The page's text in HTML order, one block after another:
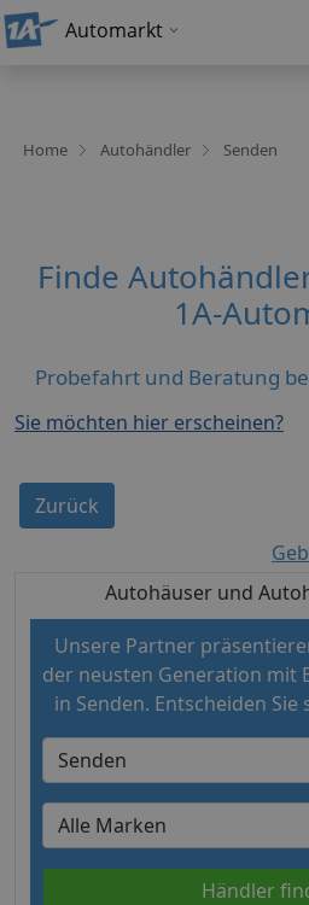
Automarkt
Home Autohändler Senden
Finde
1A-
Probefahrt und Beratung
Sie möchten hier erscheinen?
Zurück
Autohäuser und
Unsere Partner
der neusten Generation mit
in Senden. Entscheiden
Händler